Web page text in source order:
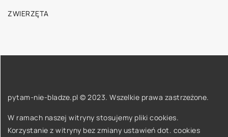
ZWIERZĘTA
pytam-nie-bladze.pl © 2023. Wszelkie prawa zastrzeżone.
W ramach naszej witryny stosujemy pliki cookies.
Korzystanie z witryny bez zmiany ustawień dot. cookies